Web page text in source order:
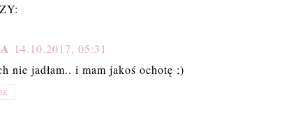
14.10.2017, 05:31
nie jadłam.. i mam jakoś ochotę ;)